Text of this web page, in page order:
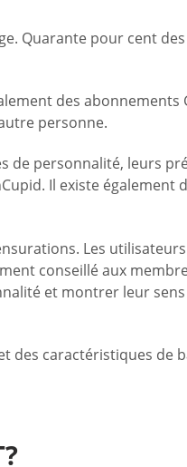
Quarante pour cent
des abonnements
personne.
de personnalité, leurs
Il existe également
Les
conseillé aux
et montrer leur
des caractéristiques de